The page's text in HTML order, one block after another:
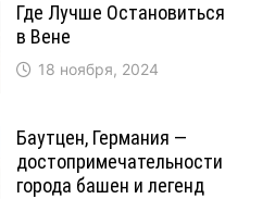
Где Лучше Остановиться
в Вене
18 ноября, 2024
Баутцен, Германия —
достопримечательности
города башен и легенд